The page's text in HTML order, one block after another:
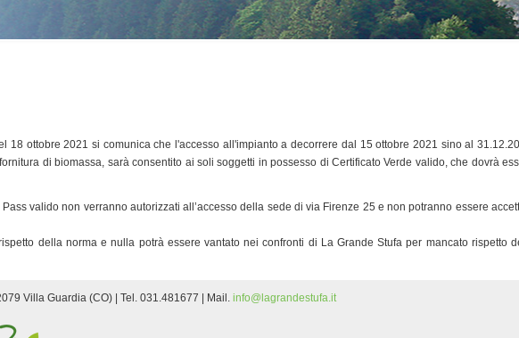
18 ottobre 2021 si comunica che l'accesso all'impianto a decorrere dal 15 ottobre 2021 sino al
di biomassa, sarà consentito ai soli soggetti in possesso di Certificato Verde valido, che dovrà
valido non verranno autorizzati all’accesso della sede di via Firenze 25 e non potranno essere
della norma e nulla potrà essere vantato nei confronti di La Grande Stufa per mancato rispetto
Villa Guardia (CO) | Tel. 031.481677 | Mail. info@lagrandestufa.it